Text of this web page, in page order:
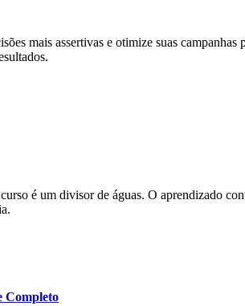
mais assertivas e otimize suas campanhas
é um divisor de águas. O aprendizado
Completo